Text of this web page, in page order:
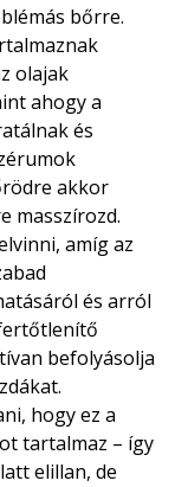
bőrre.
olajak
ahogy a
és
akkor
masszírozd.
amíg az
és arról
befolyásolja
hogy ez a
tartalmaz – így
elillan, de